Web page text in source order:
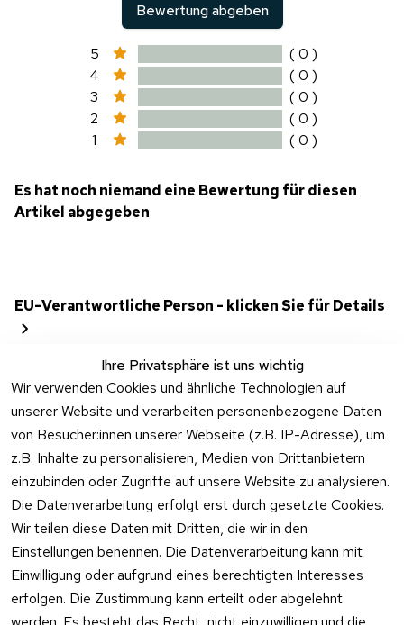
Bewertung abgeben
5
( 0 )
4
( 0 )
3
( 0 )
2
( 0 )
1
( 0 )
Es hat noch niemand eine Bewertung für diesen
Artikel abgegeben
EU-Verantwortliche Person - klicken Sie für Details
Ihre Privatsphäre ist uns wichtig
Wir verwenden Cookies und ähnliche Technologien auf
unserer Website und verarbeiten personenbezogene Daten
von Besucher:innen unserer Webseite (z.B. IP-Adresse), um
z.B. Inhalte zu personalisieren, Medien von Drittanbietern
einzubinden oder Zugriffe auf unsere Website zu analysieren.
Die Datenverarbeitung erfolgt erst durch gesetzte Cookies.
Wir teilen diese Daten mit Dritten, die wir in den
Einstellungen benennen. Die Datenverarbeitung kann mit
Einwilligung oder aufgrund eines berechtigten Interesses
erfolgen. Die Zustimmung kann erteilt oder abgelehnt
Rechtliches
AGB
Impressum
Datenschutzer
Kontakt
Kontakt
Registrieren